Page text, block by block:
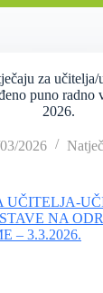
za
puno radno
2026.
2026
UČITELJA-
NA
– 3.3.2026.